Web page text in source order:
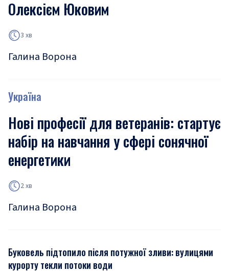
Олексієм Юковим
3 хв
Галина Ворона
Україна
Нові професії для ветеранів: стартує
набір на навчання у сфері сонячної
енергетики
2 хв
Галина Ворона
Буковель підтопило після потужної зливи: вулицями
курорту текли потоки води